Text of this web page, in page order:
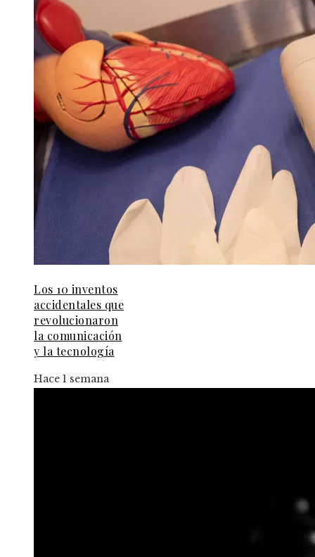
Los 10 inventos
accidentales que
revolucionaron
la comunicación
y la tecnología
Hace 1 semana